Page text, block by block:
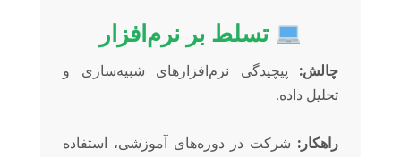
تسلط بر نرم‌افزار
چالش: پیچیدگی نرم‌افزارهای شبیه‌سازی و
تحلیل داده.
راهکار: شرکت در دوره‌های آموزشی، استفاده